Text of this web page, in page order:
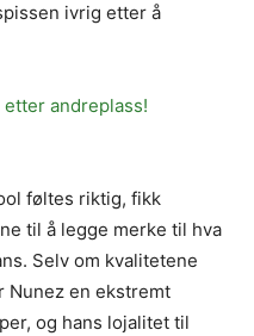
ivrig etter å
andreplass!
føltes riktig, fikk
til å legge merke til hva
Selv om kvalitetene
Nunez en ekstremt
og hans lojalitet til